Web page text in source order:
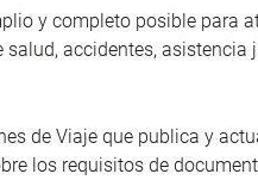
y completo posible para
accidentes, asistencia
de Viaje que publica y
los requisitos de